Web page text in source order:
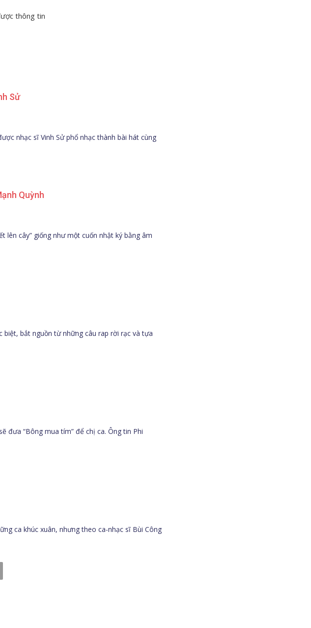
thông tin
Sử
nhạc sĩ Vinh Sử phổ nhạc thành bài hát cùng
Quỳnh
lên cây” giống như một cuốn nhật ký bằng âm
bắt nguồn từ những câu rap rời rạc và tựa
đưa “Bông mua tím” để chị ca. Ông tin Phi
ca khúc xuân, nhưng theo ca-nhạc sĩ Bùi Công